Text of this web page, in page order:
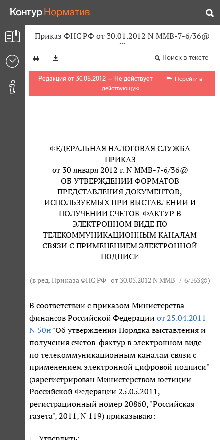
Приказ ФНС РФ от 30.01.2012 N ММВ-7-6/36@
Поиск в тексте
Редакция от 30.05.2012 — Не действует
Перейти в
действующую
ФЕДЕРАЛЬНАЯ НАЛОГОВАЯ СЛУЖБА
ПРИКАЗ
от 30 января 2012 г. N ММВ-7-6/36@
ОБ УТВЕРЖДЕНИИ ФОРМАТОВ
ПРЕДСТАВЛЕНИЯ ДОКУМЕНТОВ,
ИСПОЛЬЗУЕМЫХ ПРИ ВЫСТАВЛЕНИИ И
ПОЛУЧЕНИИ СЧЕТОВ-ФАКТУР В
ЭЛЕКТРОННОМ ВИДЕ ПО
ТЕЛЕКОММУНИКАЦИОННЫМ КАНАЛАМ
СВЯЗИ С ПРИМЕНЕНИЕМ ЭЛЕКТРОННОЙ
ПОДПИСИ
(в ред. Приказа ФНС РФ от 30.05.2012 N ММВ-7-6/363@)
В соответствии с приказом Министерства
финансов Российской Федерации от 25.04.2011
N 50н "Об утверждении Порядка выставления и
получения счетов-фактур в электронном виде
по телекоммуникационным каналам связи с
применением электронной цифровой подписи"
(зарегистрирован Министерством юстиции
Российской Федерации 25.05.2011,
регистрационный номер 20860, "Российская
газета", 2011, N 119) приказываю: